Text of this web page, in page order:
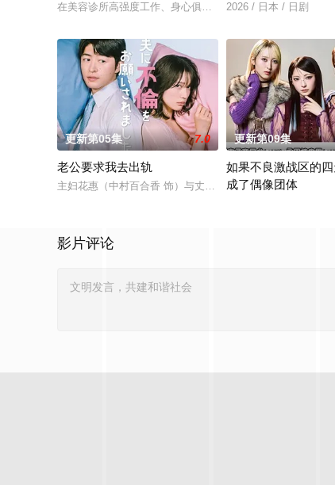
在美容诊所高强度工作、身心俱疲的星野绿（桥本环奈 饰）
2026 / 日本 / 日剧
更新第05集 7.0
老公要求我去出轨
主妇花惠（中村百合香 饰）与丈夫弘树（佐野玲於 饰）及4
更新第09集
如果不良激战区的
成了偶像团体
影片评论